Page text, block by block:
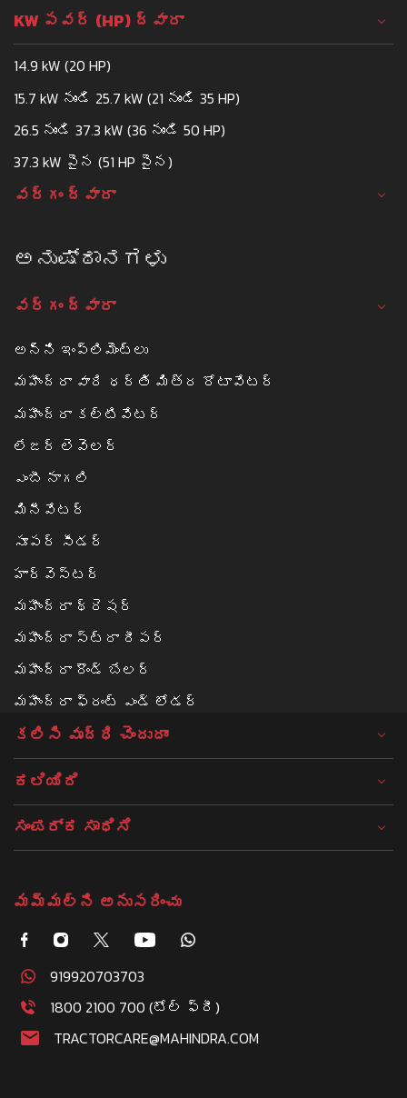
KW పవర్ (HP) ద్వారా
14.9 kW (20 HP)
15.7 kW నుండి 25.7 kW (21 నుండి 35 HP)
26.5 నుండి 37.3 kW (36 నుండి 50 HP)
37.3 kW పైన (51 HP పైన)
వర్గం ద్వారా
ಅನುಷ್ಠಾನಗಳು
వర్గం ద్వారా
అన్ని ఇంప్లిమెంట్లు
మహీంద్రా వారి ధర్తి మిత్ర రోటావేటర్
మహీంద్రా కల్టివేటర్
లేజర్ లెవెలర్
ఎంబీ నాగలి
మినీవేటర్
సూపర్ సీడర్
హార్వెస్టర్
మహీంద్రా థ్రెషర్
మహీంద్రా స్ట్రా రీపర్
మహీంద్రా రౌండ్ బేలర్‌
మహీంద్రా ఫ్రంట్ ఎండ్ లోడర్
కలిసి వృద్ధి చెందుదాం
ಕಲಿಯಿರಿ
ಸಂಪರ್ಕ ಸಾಧಿಸಿ
మమ్మల్ని అనుసరించు
919920703703
1800 2100 700 (టోల్ ఫ్రీ)
TRACTORCARE@MAHINDRA.COM